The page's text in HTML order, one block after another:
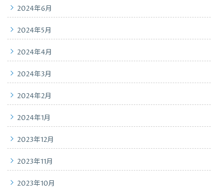
2024年6月
2024年5月
2024年4月
2024年3月
2024年2月
2024年1月
2023年12月
2023年11月
2023年10月